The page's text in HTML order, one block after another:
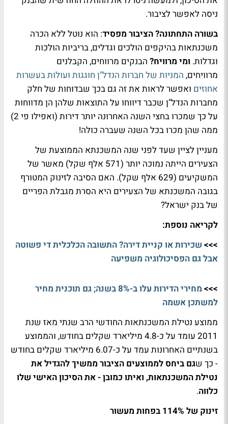
ניסה לאפשר לציבור.
בשורה התחתונה? הציבור מפסיד: הוא נוטל ללא הכרה
משכנתאות בהיקפים הולכים וגדלים, בריביות הולכות
וגדלות. ומי מרוויח? הבנקים מרווחים, הקבלנים
מרוויחים, המניות של חברות הנדל"ן חוגגות ועולות בעשרות
אחוזים ואפשר לראות את זה גם בכך שבדוחות של חלק
מחברות הנדל"ן שכבר דיווחו על התוצאות שלהן הן מדווחות
על כך שמכרו בחצי השנה האחרונה יותר דירות (ואפילו פי 2)
ממה שהן מכרו בכל השנה שעברה כולה!
מעניין לציין שעד לפני שנה המשכנתא הממוצעת של
הצעירים הייתה נמוכה יותר (571 אלף שקל) מאשר של
המשקיעים (629 אלף שקל). האם הסיבה לזינוק המטורף
בגובה המשכנתא של הצעירים היא הסרת מגבלת הפריים
של בנק ישראל?
לקריאה נוספת:
>>> שכירות או קניית דירה? התשובה הכלכלית די פשוטה
אבל גם הפסיכולוגיה משפיעה
>>>
מחירי הדירות עלו ב-8% בשנה; גם תוכנית מחיר
למשתכן אשמה
ממוצע נטילת המשכנתאות החודשי הרב שנתי מאז שנת
2011 עומד על כ-4.8 מיליארד שקלים בחודש, והממוצע
בשנתיים האחרונות עמד על כ-6.07 מיליארד שקלים בחודש
- כך שגם ביחס לממוצעים הציבור ממשיך להגדיל את
נטילת המשכנתאות, ואיתו כמובן - את הסיכון האישי שלו
כלווה.
זינוק של 114% בפחות מעשור